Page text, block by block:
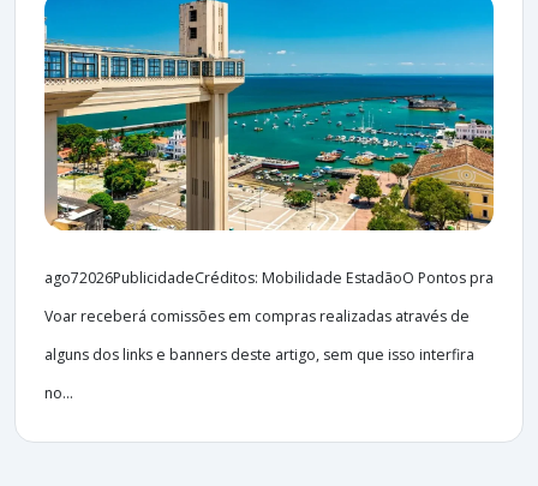
ago72026PublicidadeCréditos: Mobilidade EstadãoO Pontos pra
Voar receberá comissões em compras realizadas através de
alguns dos links e banners deste artigo, sem que isso interfira
no...